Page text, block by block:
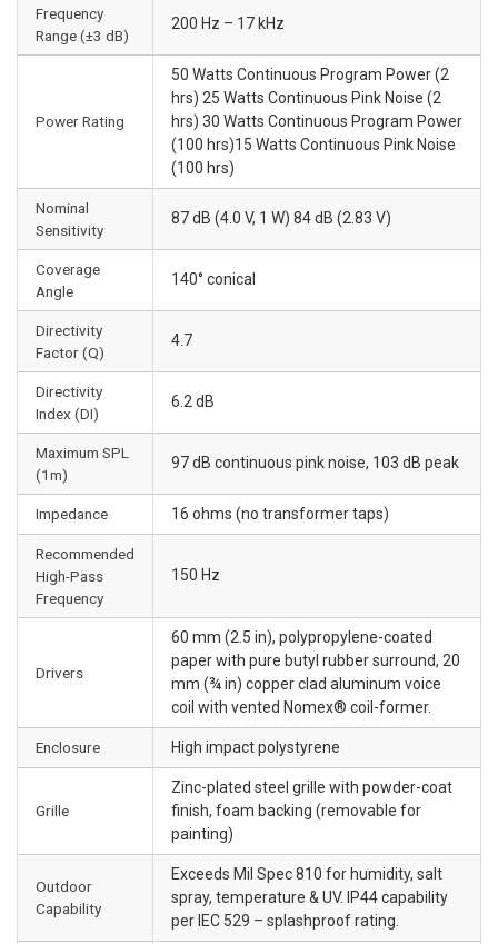
Frequency
Range (±3 dB)
200 Hz – 17 kHz
Power Rating
50 Watts Continuous Program Power (2
hrs) 25 Watts Continuous Pink Noise (2
hrs) 30 Watts Continuous Program Power
(100 hrs)15 Watts Continuous Pink Noise
(100 hrs)
Nominal
Sensitivity
87 dB (4.0 V, 1 W) 84 dB (2.83 V)
Coverage
Angle
140° conical
Directivity
Factor (Q)
4.7
Directivity
Index (DI)
6.2 dB
Maximum SPL
(1m)
97 dB continuous pink noise, 103 dB peak
Impedance 16 ohms (no transformer taps)
Recommended
High-Pass
Frequency
150 Hz
Drivers
60 mm (2.5 in), polypropylene-coated
paper with pure butyl rubber surround, 20
mm (¾ in) copper clad aluminum voice
coil with vented Nomex® coil-former.
Enclosure High impact polystyrene
Grille
Zinc-plated steel grille with powder-coat
finish, foam backing (removable for
painting)
Outdoor
Capability
Exceeds Mil Spec 810 for humidity, salt
spray, temperature & UV. IP44 capability
per IEC 529 – splashproof rating.